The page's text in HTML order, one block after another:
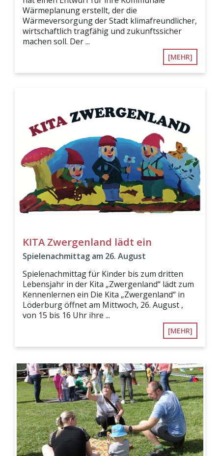
Wärmeplanung erstellt, der die
Wärmeversorgung der Stadt klimafreundlicher,
wirtschaftlich tragfähig und zukunftssicher
machen soll. Der ...
[MEHR]
KITA Zwergenland lädt ein
Spielenachmittag am 26. August
Spielenachmittag für Kinder bis zum dritten
Lebensjahr in der Kita „Zwergenland“ lädt zum
Kennenlernen ein Die Kita „Zwergenland“ in
Löderburg öffnet am Mittwoch, 26. August ,
von 15 bis 16 Uhr ihre ...
[MEHR]